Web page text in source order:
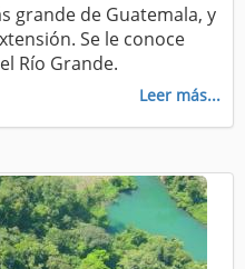
grande de Guatemala, y
Se le conoce
Río Grande.
Leer más...